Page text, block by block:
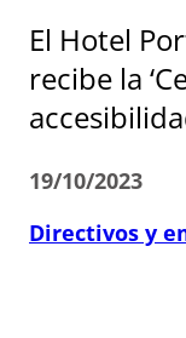
El Hotel
recibe la
19/10/2023
Directivos y